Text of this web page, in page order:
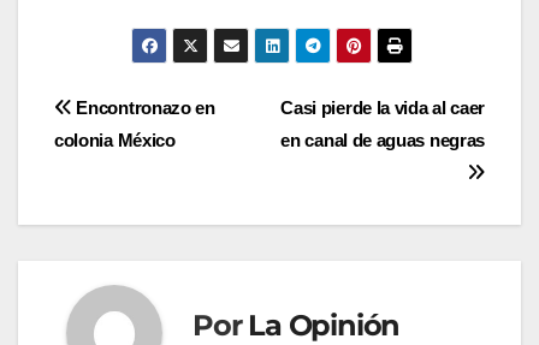
Navegación
entradas
Casi pierde la vida al caer
en canal de aguas negras
Encontronazo en
colonia México
Por La Opinión